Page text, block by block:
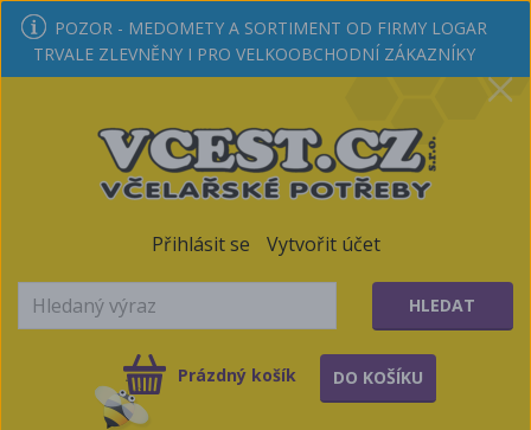
POZOR - MEDOMETY A SORTIMENT OD FIRMY LOGAR
TRVALE ZLEVNĚNY I PRO VELKOOBCHODNÍ ZÁKAZNÍKY
Přihlásit se Vytvořit účet
HLEDAT
Prázdný košík DO KOŠÍKU